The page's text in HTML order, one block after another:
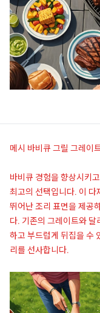
메시 바비큐 그릴 그레이
바비큐 경험을 향상시키
최고의 선택입니다. 이 다
뛰어난 조리 표면을 제공
다. 기존의 그레이트와
하고 부드럽게 뒤집을 수
리를 선사합니다.